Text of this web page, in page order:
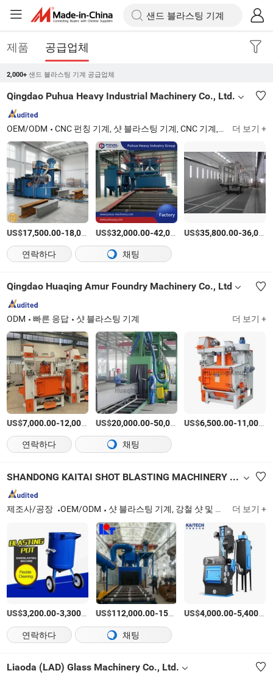
제품 공급업체
2,000+ 샌드 블라스팅 기계 공급업체
Qingdao Puhua Heavy Industrial Machinery Co., Ltd.
OEM/ODM CNC 펀칭 기계, 샷 블라스팅 기계, CNC 기계, 샌드 블라스팅 기계, CNC 펀치 프레스, 샌드 블라스팅 부스, 휠 블라스팅 기계, CNC 프레스 브레이크, 샷 블라스팅 장비, 청소 장비 더 보기 +
US$17,500.00-18,000.00 /세트
US$32,000.00-42,000.00 /상품
US$35,800.00-36,000.00
연락하다 채팅
Qingdao Huaqing Amur Foundry Machinery Co., Ltd
ODM 빠른 응답 샷 블라스팅 기계 더 보기 +
US$7,000.00-12,000.00 /세트
US$20,000.00-50,000.00 /세트
US$6,500.00-11,000.00
연락하다 채팅
SHANDONG KAITAI SHOT BLASTING MACHINERY SHARE CO., LTD.
제조사/공장 OEM/ODM 샷 블라스팅 기계, 강철 샷 및 그릿 더 보기 +
US$3,200.00-3,300.00 /세트
US$112,000.00-158,000.00 /세트
US$4,000.00-5,400.00
연락하다
채팅
Liaoda (LAD) Glass Machinery Co., Ltd.